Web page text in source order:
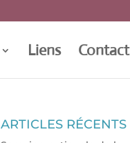
Liens Contact
ARTICLES RÉCENTS